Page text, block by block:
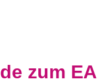
zum